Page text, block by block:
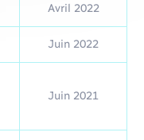
Avril 2022
Juin 2022
Juin 2021